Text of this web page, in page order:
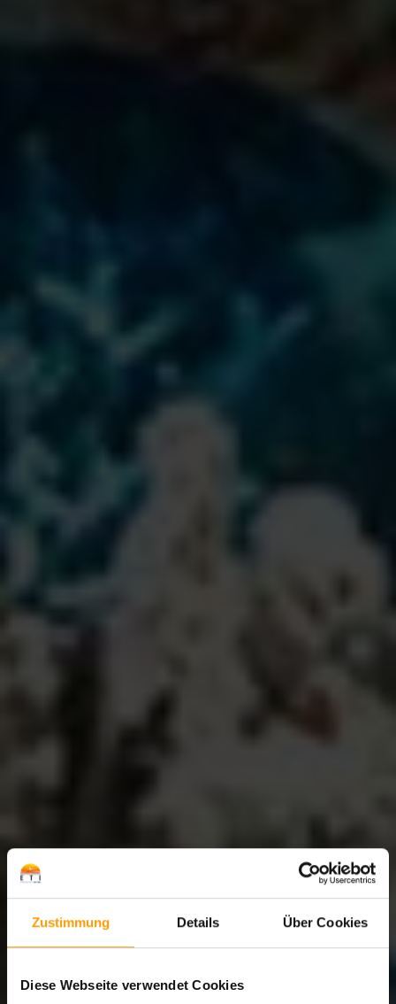
Zustimmung Details Über Cookies
Diese Webseite verwendet Cookies